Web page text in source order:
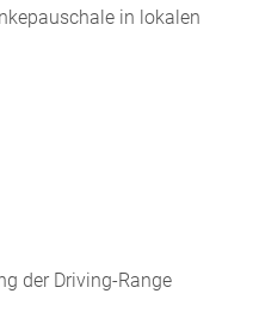
in lokalen
der Driving-Range